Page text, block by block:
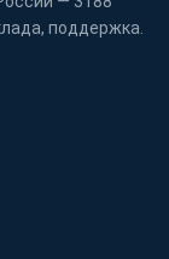
поддержка.